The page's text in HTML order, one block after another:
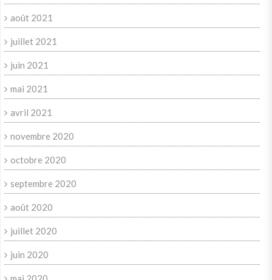
août 2021
juillet 2021
juin 2021
mai 2021
avril 2021
novembre 2020
octobre 2020
septembre 2020
août 2020
juillet 2020
juin 2020